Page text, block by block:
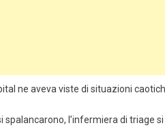
ne aveva viste di situazioni
l’infermiera di triage